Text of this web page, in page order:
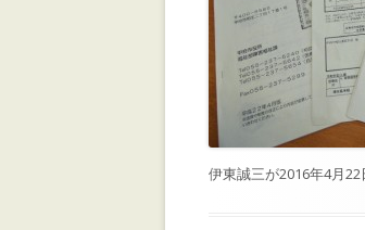
伊東誠三が2016年4月22